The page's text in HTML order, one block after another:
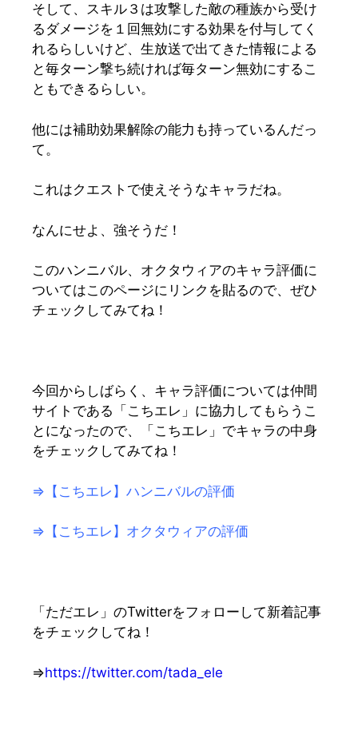
そして、スキル３は攻撃した敵の種族から受け
るダメージを１回無効にする効果を付与してく
れるらしいけど、生放送で出てきた情報による
と毎ターン撃ち続ければ毎ターン無効にするこ
ともできるらしい。
他には補助効果解除の能力も持っているんだっ
て。
これはクエストで使えそうなキャラだね。
なんにせよ、強そうだ！
このハンニバル、オクタウィアのキャラ評価に
ついてはこのページにリンクを貼るので、ぜひ
チェックしてみてね！
今回からしばらく、キャラ評価については仲間
サイトである「こちエレ」に協力してもらうこ
とになったので、「こちエレ」でキャラの中身
をチェックしてみてね！
⇒【こちエレ】ハンニバルの評価
⇒【こちエレ】オクタウィアの評価
「ただエレ」のTwitterをフォローして新着記事
をチェックしてね！
⇒https://twitter.com/tada_ele